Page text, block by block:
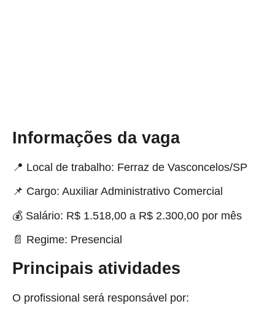
Informações da vaga
📍 Local de trabalho: Ferraz de Vasconcelos/SP
📌 Cargo: Auxiliar Administrativo Comercial
💰 Salário: R$ 1.518,00 a R$ 2.300,00 por mês
📄 Regime: Presencial
Principais atividades
O profissional será responsável por: